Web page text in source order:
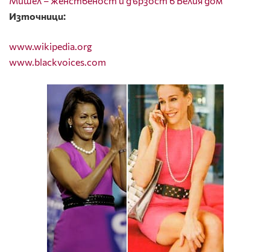
Източници:
www.wikipedia.org
www.blackvoices.com